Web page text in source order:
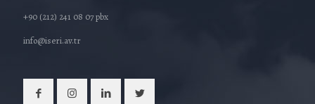
+90 (212) 241 08 07 pbx
info@iseri.av.tr